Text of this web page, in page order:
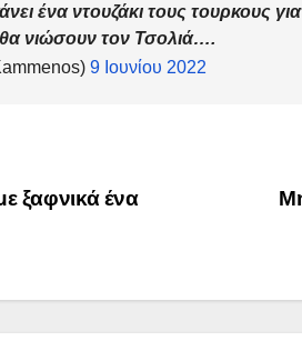
ένα ντουζάκι τους τουρκους
θα νιώσουν τον Τσολιά….
9 Ιουνίου 2022
ξαφνικά ένα